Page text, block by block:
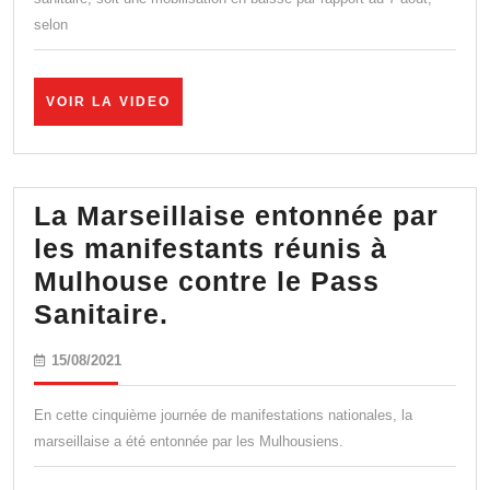
sanitaire,
une
affluence
les
autorités
selon
VOIR LA VIDEO
La Marseillaise entonnée par
les manifestants réunis à
Mulhouse contre le Pass
Sanitaire.
entonnée
par
les
manifestants
15/08/202115/08/2021
En cette cinquième journée de manifestations nationales, la
marseillaise a été entonnée par les Mulhousiens.